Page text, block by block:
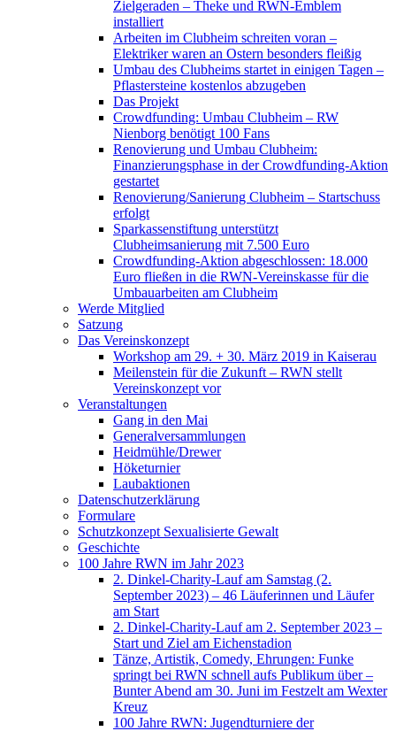
Zielgeraden – Theke und RWN-Emblem
installiert
Arbeiten im Clubheim schreiten voran –
Elektriker waren an Ostern besonders fleißig
Umbau des Clubheims startet in einigen Tagen –
Pflastersteine kostenlos abzugeben
Das Projekt
Crowdfunding: Umbau Clubheim – RW
Nienborg benötigt 100 Fans
Renovierung und Umbau Clubheim:
Finanzierungsphase in der Crowdfunding-Aktion
gestartet
Renovierung/Sanierung Clubheim – Startschuss
erfolgt
Sparkassenstiftung unterstützt
Clubheimsanierung mit 7.500 Euro
Crowdfunding-Aktion abgeschlossen: 18.000
Euro fließen in die RWN-Vereinskasse für die
Umbauarbeiten am Clubheim
Werde Mitglied
Satzung
Das Vereinskonzept
Workshop am 29. + 30. März 2019 in Kaiserau
Meilenstein für die Zukunft – RWN stellt
Vereinskonzept vor
Veranstaltungen
Gang in den Mai
Generalversammlungen
Heidmühle/Drewer
Höketurnier
Laubaktionen
Datenschutzerklärung
Formulare
Schutzkonzept Sexualisierte Gewalt
Geschichte
100 Jahre RWN im Jahr 2023
2. Dinkel-Charity-Lauf am Samstag (2.
September 2023) – 46 Läuferinnen und Läufer
am Start
2. Dinkel-Charity-Lauf am 2. September 2023 –
Start und Ziel am Eichenstadion
Tänze, Artistik, Comedy, Ehrungen: Funke
springt bei RWN schnell aufs Publikum über –
Bunter Abend am 30. Juni im Festzelt am Wexter
Kreuz
100 Jahre RWN: Jugendturniere der